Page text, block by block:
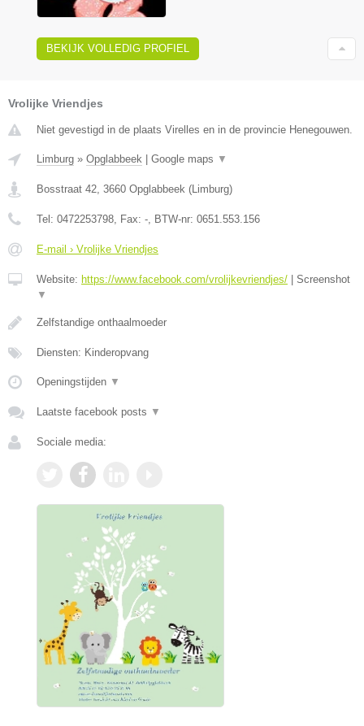
BEKIJK VOLLEDIG PROFIEL
Vrolijke Vriendjes
Niet gevestigd in de plaats Virelles en in de provincie Henegouwen.
Limburg » Opglabbeek Google maps ▼
Bosstraat 42 3660 Opglabbeek ( Limburg)
Tel: 0472253798 , Fax: - , BTW-nr: 0651.553.156
E-mail › Vrolijke Vriendjes
Website: https://www.facebook.com/vrolijkevriendjes/
Screenshot
▼
Zelfstandige onthaalmoeder
Diensten: Kinderopvang
Openingstijden ▼
Laatste facebook posts ▼
Sociale media: